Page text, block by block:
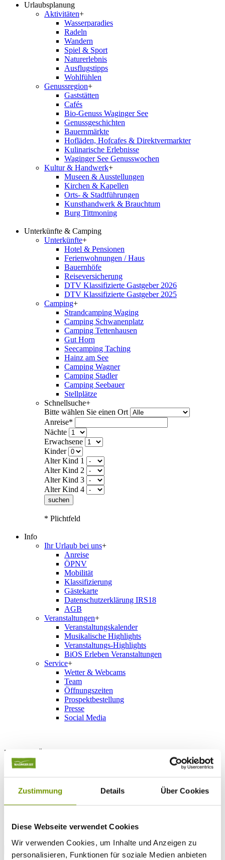
Zustimmung Details Über Cookies
Diese Webseite verwendet Cookies
Wir verwenden Cookies, um Inhalte und Anzeigen zu
personalisieren, Funktionen für soziale Medien anbieten
Urlaubsplanung
Aktivitäten+
Wasserparadies
Radeln
Wandern
Spiel & Sport
Naturerlebnis
Ausflugstipps
Wohlfühlen
Genussregion+
Gaststätten
Cafés
Bio-Genuss Waginger See
Genussgeschichten
Bauernmärkte
Hofläden, Hofcafes & Direktvermarkter
Kulinarische Erlebnisse
Waginger See Genusswochen
Kultur & Handwerk+
Museen & Ausstellungen
Kirchen & Kapellen
Orts- & Stadtführungen
Kunsthandwerk & Brauchtum
Burg Tittmoning
Unterkünfte & Camping
Unterkünfte+
Hotel & Pensionen
Ferienwohnungen / Haus
Bauernhöfe
Reiseversicherung
DTV Klassifizierte Gastgeber 2026
DTV Klassifizierte Gastgeber 2025
Camping+
Strandcamping Waging
Camping Schwanenplatz
Camping Tettenhausen
Gut Horn
Seecamping Taching
Hainz am See
Camping Wagner
Camping Stadler
Camping Seebauer
Stellplätze
Schnellsuche+
Bitte wählen Sie einen Ort
Anreise*
Nächte
Erwachsene
Kinder
Alter Kind 1
Alter Kind 2
Alter Kind 3
Alter Kind 4
suchen
* Plichtfeld
Info
Ihr Urlaub bei uns+
Anreise
ÖPNV
Mobilität
Klassifizierung
Gästekarte
Datenschutzerklärung IRS18
AGB
Veranstaltungen+
Veranstaltungskalender
Musikalische Highlights
Veranstaltungs-Highlights
BiOS Erleben Veranstaltungen
Service+
Wetter & Webcams
Team
Öffnungszeiten
Prospektbestellung
Presse
Social Media
UNTERKÜNFTE
Bitte wählen Sie einen Ort
Erwachsene
Alter Kind 3
Alter Kind 4